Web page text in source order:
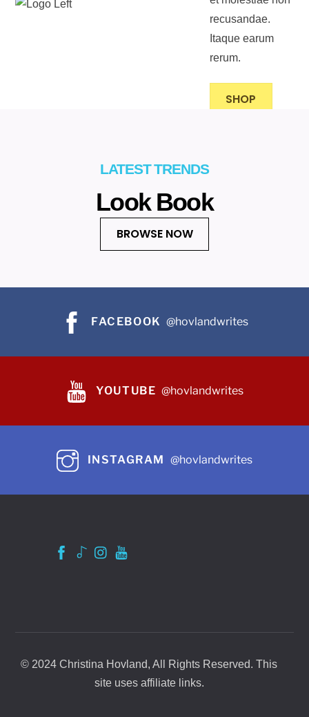
recusandae.
Itaque earum
rerum.
SHOP
LATEST TRENDS
Look Book
BROWSE NOW
FACEBOOK @hovlandwrites
YOUTUBE @hovlandwrites
INSTAGRAM @hovlandwrites
© 2024 Christina Hovland, All Rights Reserved. This
site uses affiliate links.